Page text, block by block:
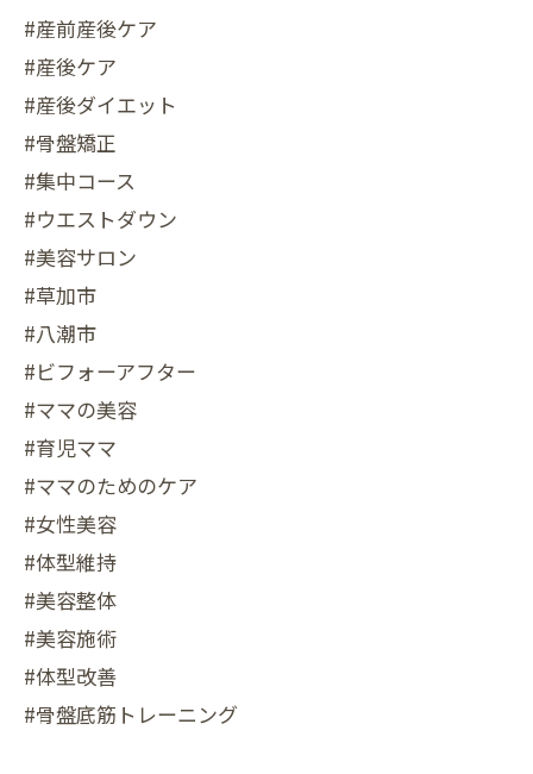
#産前産後ケア
#産後ケア
#産後ダイエット
#骨盤矯正
#集中コース
#ウエストダウン
#美容サロン
#草加市
#八潮市
#ビフォーアフター
#ママの美容
#育児ママ
#ママのためのケア
#女性美容
#体型維持
#美容整体
#美容施術
#体型改善
#骨盤底筋トレーニング